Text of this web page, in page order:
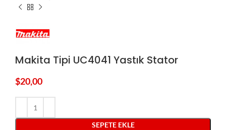
Makita Tipi UC4041 Yastık Stator
$20,00
SEPETE EKLE